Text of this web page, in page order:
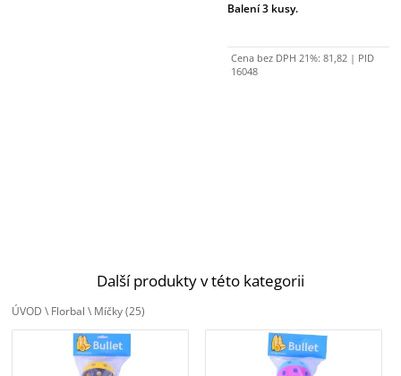
Balení 3 kusy.
Cena bez DPH 21%: 81,82| PID
16048
Další produkty v této kategorii
ÚVOD \ Florbal \ Míčky(25)
TEMPISH míček dvoubarevný 4-
TEMPISH míček dvoubarevný 4-